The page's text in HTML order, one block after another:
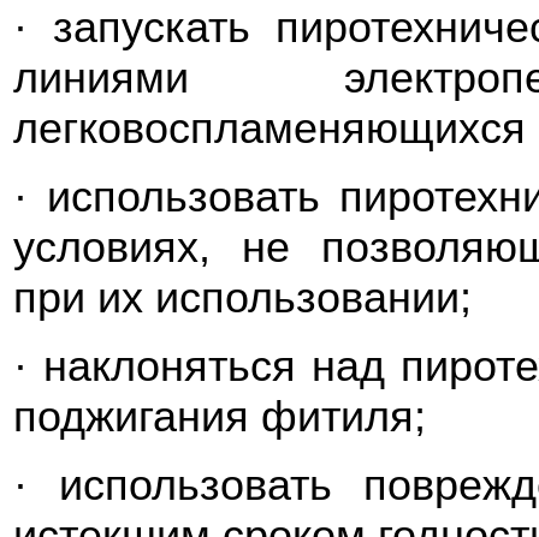
· запускать
линиями
легковоспламеняющихся
· использовать
условиях, не
при их использовании;
· наклоняться над
поджигания фитиля;
· использовать